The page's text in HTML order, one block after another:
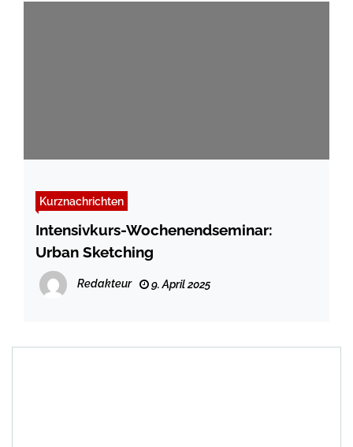
Kurznachrichten
Intensivkurs-Wochenendseminar:
Urban Sketching
Redakteur 9. April 2025